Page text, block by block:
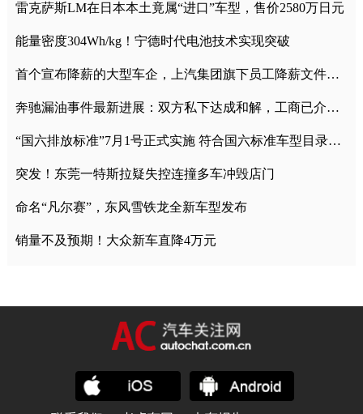
雷克萨斯LM在日本本土竟属“进口”车型，售价2580万日元
能量密度304Wh/kg！宁德时代电池技术实现突破
首个宣布降薪的大型车企，上汽集团旗下员工降薪文件曝光
奔驰漏油事件最新进展：双方私下达成和解，工商已介入调查
“国六排放标准”7月1号正式实施 符合国六标准车型目录一览
突发！东莞一特斯拉疑失控连撞多车冲毁店门
命名“凡尔赛”，东风雪铁龙全新车型发布
销量不及预期！大众新车直降4万元